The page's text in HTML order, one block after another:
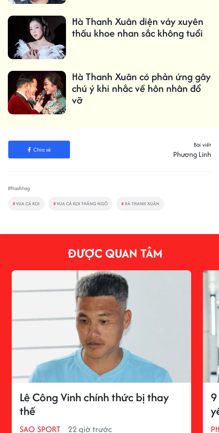
Hà Thanh Xuân diện váy xuyên
thấu khoe nhan sắc không tuổi
Hà Thanh Xuân có phản ứng gây
chú ý khi nhắc về hôn nhân đổ
vỡ
Chia sẻ
Bài viết
Phương Linh
#Hashtag
#VUA CÁ KOI #VUA CÁ KOI THẮNG NGÔ # HÀ THANH XUÂN
ĐƯỢC QUAN TÂM
Lê Công Vinh chính thức bị thay
thế
SAO SPORT 22 giờ trước